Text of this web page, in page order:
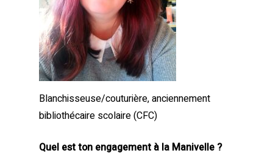
Blanchisseuse/couturière, anciennement
bibliothécaire scolaire (CFC)
Quel est ton engagement à la Manivelle ?